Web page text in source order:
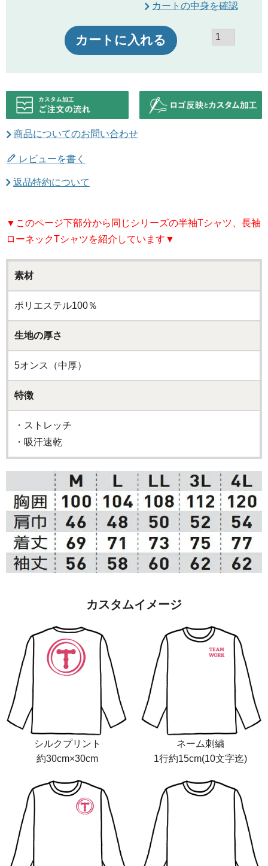
カートの中身を確認
カートに入れる
商品についてのお問い合わせ
レビューを書く
返品特約について
▼このページ下部分から同じシリーズの半袖Tシャツ、長袖
ローネックTシャツを紹介しています▼
素材
ポリエステル100％
生地の厚さ
5オンス（中厚）
特徴
・ストレッチ
・吸汗速乾
カスタムイメージ
シルクプリント
約30cm×30cm
ネーム刺繍
1行約15cm(10文字迄)